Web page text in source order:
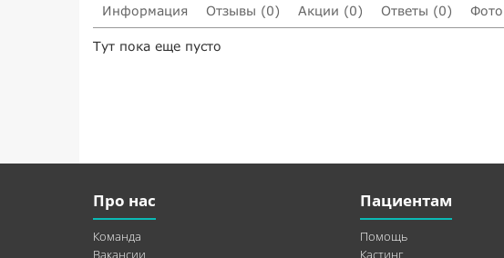
Информация Отзывы (0) Акции (0) Ответы (0)
Тут пока еще пусто
Про нас
Команда
Вакансии
Пациентам
Помощь
Кастинг